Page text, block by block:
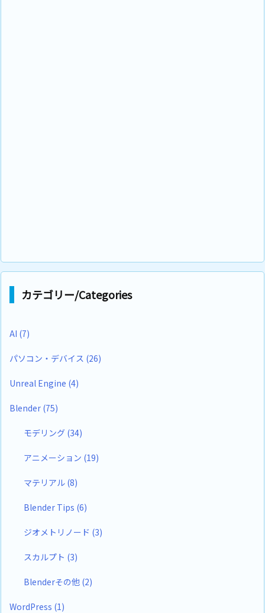
カテゴリー/Categories
AI (7)
パソコン・デバイス (26)
Unreal Engine (4)
Blender (75)
モデリング (34)
アニメーション (19)
マテリアル (8)
Blender Tips (6)
ジオメトリノード (3)
スカルプト (3)
Blenderその他 (2)
WordPress (1)